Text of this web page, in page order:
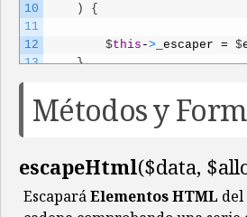
10
11
12
13
)
{
$this -> _escaper = $
}
Métodos y
escapeHtml($data,
EscaparáElementos HTML del